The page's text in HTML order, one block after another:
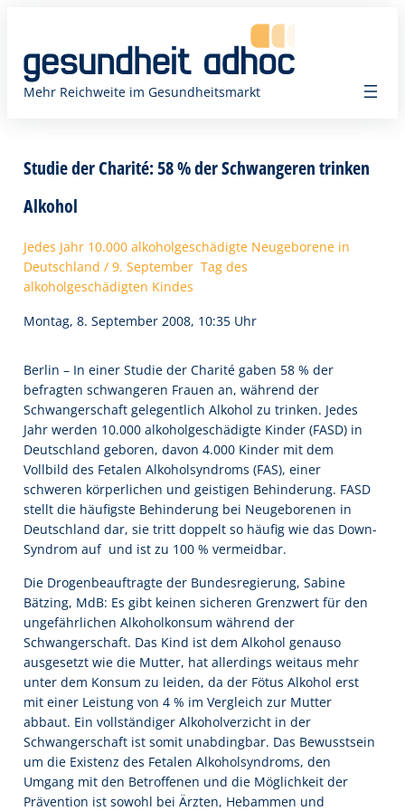
springen
Mehr Reichweite im Gesundheitsmarkt
Studie der Charité: 58 % der Schwangeren trinken
Alkohol
Jedes Jahr 10.000 alkoholgeschädigte Neugeborene in
Deutschland / 9. September  Tag des
alkoholgeschädigten Kindes
Montag, 8. September 2008, 10:35 Uhr
Berlin – In einer Studie der Charité gaben 58 % der
befragten schwangeren Frauen an, während der
Schwangerschaft gelegentlich Alkohol zu trinken. Jedes
Jahr werden 10.000 alkoholgeschädigte Kinder (FASD) in
Deutschland geboren, davon 4.000 Kinder mit dem
Vollbild des Fetalen Alkoholsyndroms (FAS), einer
schweren körperlichen und geistigen Behinderung. FASD
stellt die häufigste Behinderung bei Neugeborenen in
Deutschland dar, sie tritt doppelt so häufig wie das Down-
Syndrom auf  und ist zu 100 % vermeidbar.
Die Drogenbeauftragte der Bundesregierung, Sabine
Bätzing, MdB: Es gibt keinen sicheren Grenzwert für den
ungefährlichen Alkoholkonsum während der
Schwangerschaft. Das Kind ist dem Alkohol genauso
ausgesetzt wie die Mutter, hat allerdings weitaus mehr
unter dem Konsum zu leiden, da der Fötus Alkohol erst
mit einer Leistung von 4 % im Vergleich zur Mutter
abbaut. Ein vollständiger Alkoholverzicht in der
Schwangerschaft ist somit unabdingbar. Das Bewusstsein
um die Existenz des Fetalen Alkoholsyndroms, den
Umgang mit den Betroffenen und die Möglichkeit der
Prävention ist sowohl bei Ärzten, Hebammen und